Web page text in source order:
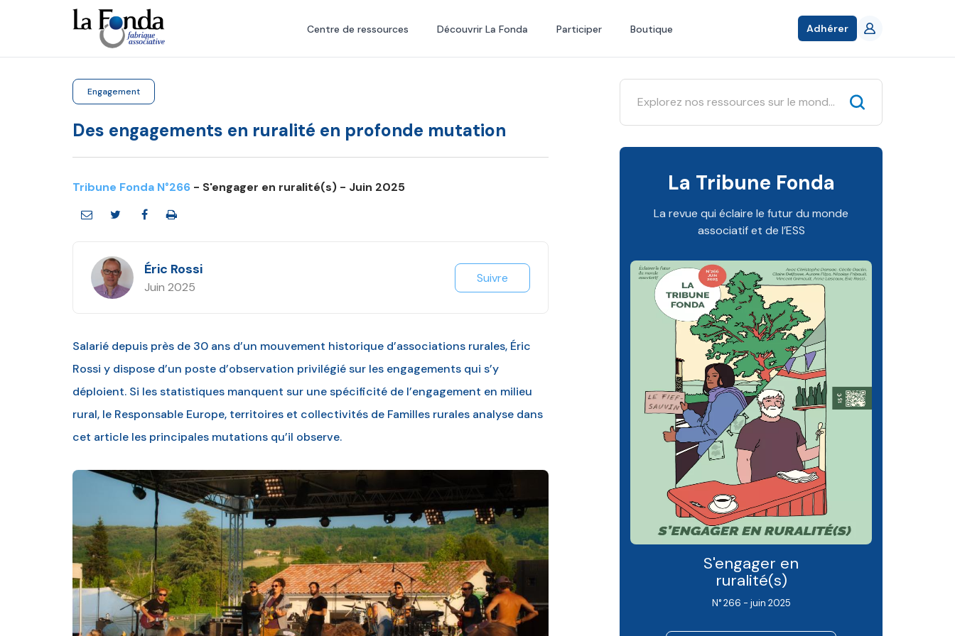
principal
Centre de ressources Découvrir La Fonda Participer Boutique Adhérer
Engagement
Des engagements en ruralité en profonde mutation
Tribune Fonda N°266 - S'engager en ruralité(s) - Juin 2025
Éric Rossi
Juin 2025
Suivre
Salarié depuis près de 30 ans d’un mouvement historique d’associations rurales, Éric
Rossi y dispose d’un poste d’observation privilégié sur les engagements qui s’y
déploient. Si les statistiques manquent sur une spécificité de l’engagement en milieu
rural, le Responsable Europe, territoires et collectivités de Familles rurales analyse dans
cet article les principales mutations qu’il observe.
La Tribune Fonda
La revue qui éclaire le futur du monde
associatif et de l’ESS
S'engager en
ruralité(s)
N° 266 - juin 2025